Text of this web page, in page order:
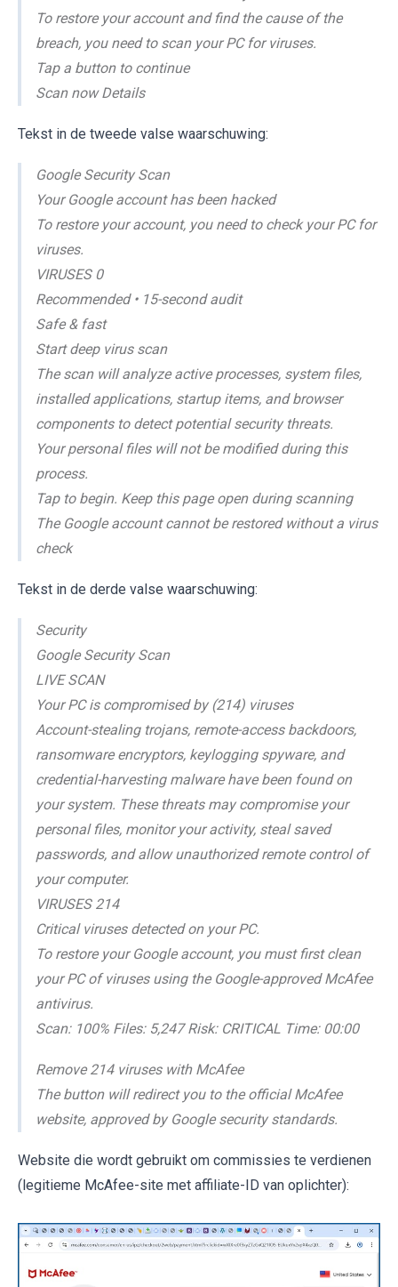
To restore your account and find the cause of the
breach, you need to scan your PC for viruses.
Tap a button to continue
Scan now Details
Tekst in de tweede valse waarschuwing:
Google Security Scan
Your Google account has been hacked
To restore your account, you need to check your PC for
viruses.
VIRUSES 0
Recommended • 15-second audit
Safe & fast
Start deep virus scan
The scan will analyze active processes, system files,
installed applications, startup items, and browser
components to detect potential security threats.
Your personal files will not be modified during this
process.
Tap to begin. Keep this page open during scanning
The Google account cannot be restored without a virus
check
Tekst in de derde valse waarschuwing:
Security
Google Security Scan
LIVE SCAN
Your PC is compromised by (214) viruses
Account-stealing trojans, remote-access backdoors,
ransomware encryptors, keylogging spyware, and
credential-harvesting malware have been found on
your system. These threats may compromise your
personal files, monitor your activity, steal saved
passwords, and allow unauthorized remote control of
your computer.
VIRUSES 214
Critical viruses detected on your PC.
To restore your Google account, you must first clean
your PC of viruses using the Google-approved McAfee
antivirus.
Scan: 100% Files: 5,247 Risk: CRITICAL Time: 00:00
Remove 214 viruses with McAfee
The button will redirect you to the official McAfee
website, approved by Google security standards.
Website die wordt gebruikt om commissies te verdienen
(legitieme McAfee-site met affiliate-ID van oplichter):